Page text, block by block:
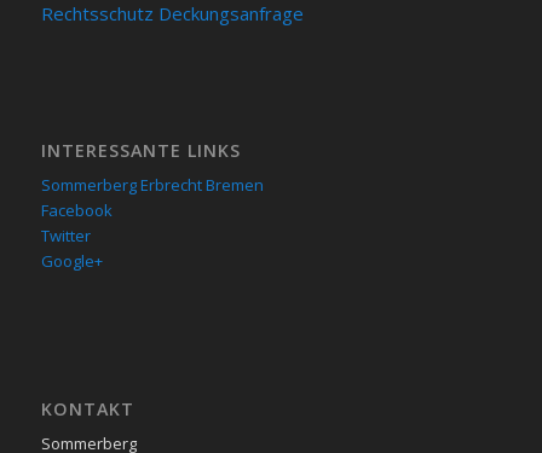
Rechtsschutz Deckungsanfrage
INTERESSANTE LINKS
Sommerberg Erbrecht Bremen
Facebook
Twitter
Google+
KON­TAKT
Sommerberg